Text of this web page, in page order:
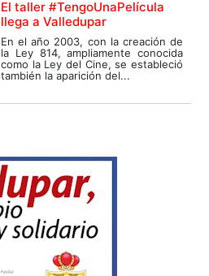
El taller #TengoUnaPelícula
llega a Valledupar
En el año 2003, con la creación de
la Ley 814, ampliamente conocida
como la Ley del Cine, se estableció
también la aparición del...